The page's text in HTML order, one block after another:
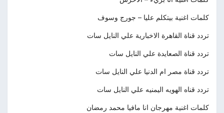
كلمات اغنية بيتكلم عليا – جورج وسوف
تردد قناة القاهرة الاخبارية علي النايل سات
تردد قناة الصعايدة علي النايل سات
تردد قناة مصر ام الدنيا علي النايل سات
تردد قناه الهويه اليمنيه علي النايل سات
كلمات اغنية مهرجان انا مافيا محمد رمضان